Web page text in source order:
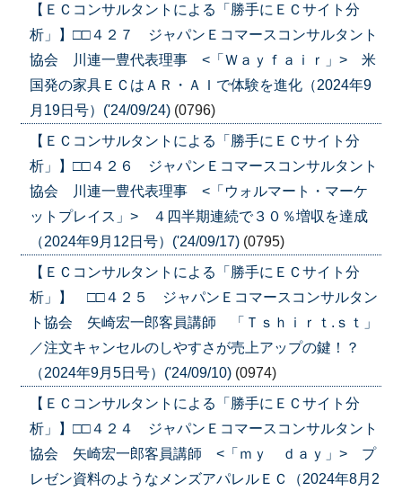
【ＥＣコンサルタントによる「勝手にＥＣサイト分
析」】□□４２７ ジャパンＥコマースコンサルタント
協会 川連一豊代表理事 <「Ｗａｙｆａｉｒ」> 米
国発の家具ＥＣはＡＲ・ＡＩで体験を進化（2024年9
月19日号）('24/09/24) (0796)
【ＥＣコンサルタントによる「勝手にＥＣサイト分
析」】□□４２６ ジャパンＥコマースコンサルタント
協会 川連一豊代表理事 <「ウォルマート・マーケ
ットプレイス」> ４四半期連続で３０％増収を達成
（2024年9月12日号）('24/09/17) (0795)
【ＥＣコンサルタントによる「勝手にＥＣサイト分
析」】 □□４２５ ジャパンＥコマースコンサルタン
ト協会 矢崎宏一郎客員講師 「Ｔｓｈｉｒｔ.ｓｔ」
／注文キャンセルのしやすさが売上アップの鍵！？
（2024年9月5日号）('24/09/10) (0974)
【ＥＣコンサルタントによる「勝手にＥＣサイト分
析」】□□４２４ ジャパンＥコマースコンサルタント
協会 矢崎宏一郎客員講師 <「ｍｙ ｄａｙ」> プ
レゼン資料のようなメンズアパレルＥＣ（2024年8月2